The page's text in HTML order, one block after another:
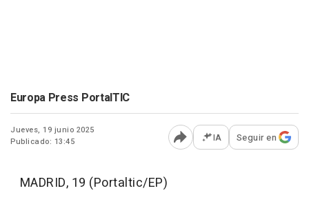
Europa Press PortalTIC
Jueves, 19 junio 2025
Publicado: 13:45
Abrir opciones para
IA Seguir en
MADRID, 19 (Portaltic/EP)